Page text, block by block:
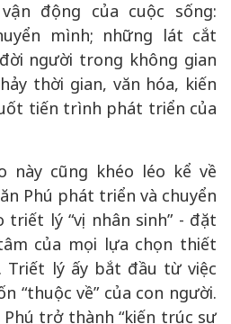
động của cuộc sống:
mình; những lát cắt
người trong không gian
thời gian, văn hóa, kiến
tiến trình phát triển của
này cũng khéo léo kể về
Phú phát triển và chuyển
lý “vị nhân sinh” - đặt
của mọi lựa chọn thiết
Triết lý ấy bắt đầu từ việc
“thuộc về” của con người.
trở thành “kiến trúc sư